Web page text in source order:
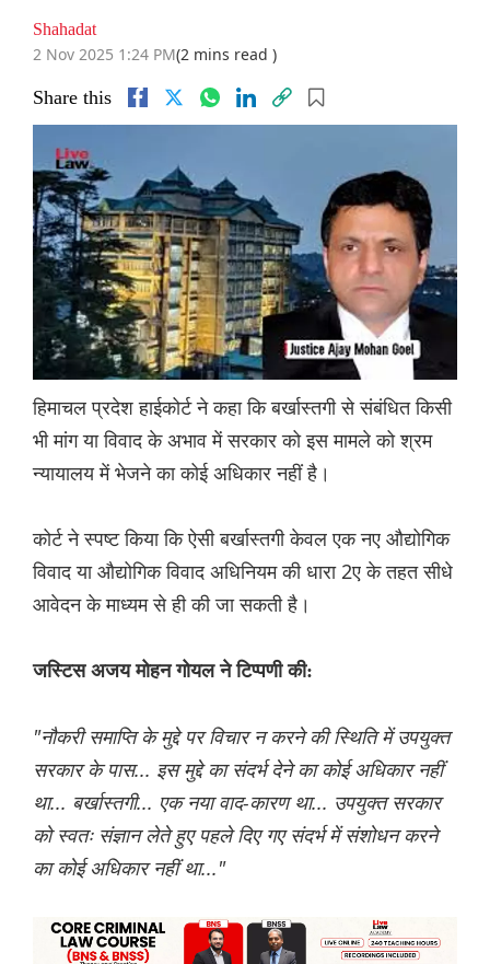
Shahadat
2 Nov 2025 1:24 PM(2 mins read )
Share this
हिमाचल प्रदेश हाईकोर्ट ने कहा कि बर्खास्तगी से संबंधित किसी
भी मांग या विवाद के अभाव में सरकार को इस मामले को श्रम
न्यायालय में भेजने का कोई अधिकार नहीं है।
कोर्ट ने स्पष्ट किया कि ऐसी बर्खास्तगी केवल एक नए औद्योगिक
विवाद या औद्योगिक विवाद अधिनियम की धारा 2ए के तहत सीधे
आवेदन के माध्यम से ही की जा सकती है।
जस्टिस अजय मोहन गोयल ने टिप्पणी की:
"नौकरी समाप्ति के मुद्दे पर विचार न करने की स्थिति में उपयुक्त
सरकार के पास... इस मुद्दे का संदर्भ देने का कोई अधिकार नहीं
था... बर्खास्तगी... एक नया वाद-कारण था... उपयुक्त सरकार
को स्वतः संज्ञान लेते हुए पहले दिए गए संदर्भ में संशोधन करने
का कोई अधिकार नहीं था..."